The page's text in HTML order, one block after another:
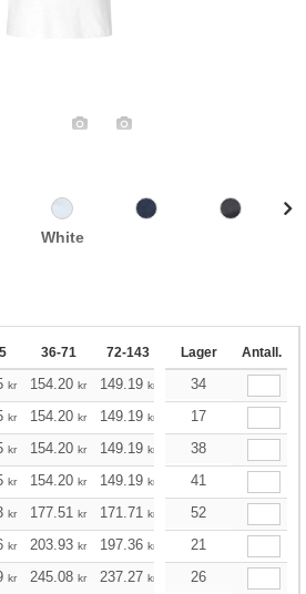
White
36-71 72-143 144-287 288 +
Lager Antall.
kr 154.20 kr 149.19 kr 141.72
34
kr 154.20 kr 149.19 kr 141.72
17
kr 154.20 kr 149.19 kr 141.72
38
kr 154.20 kr 149.19 kr 141.72
41
kr 177.51 kr 171.71 kr 163.12
52
kr 203.93 kr 197.36 kr 187.54
21
kr 245.08 kr 237.27 kr 225.34
26